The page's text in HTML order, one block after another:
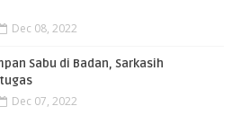
Dec 08, 2022
Sabu di Badan, Sarkasih
Dec 07, 2022